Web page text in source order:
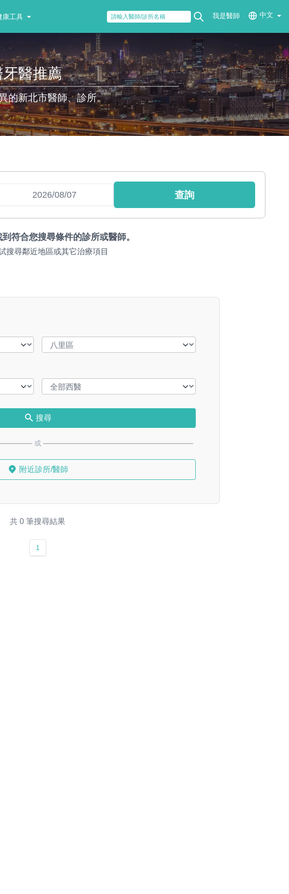
康工具 我是醫師 中文
醫推薦
的新北市醫師、診所。
查詢
符合您搜尋條件的診所或醫師。
搜尋鄰近地區或其它治療項目
搜尋
或
附近診所/醫師
共 0 筆搜尋結果
1